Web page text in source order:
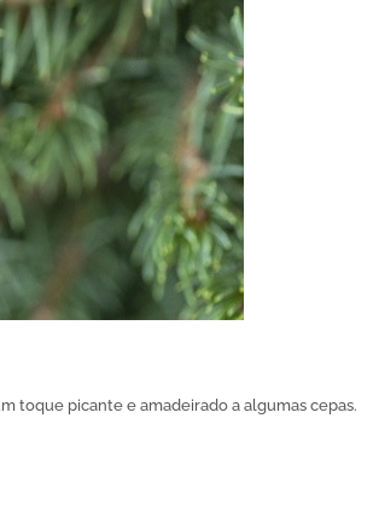
toque picante e amadeirado a algumas cepas.